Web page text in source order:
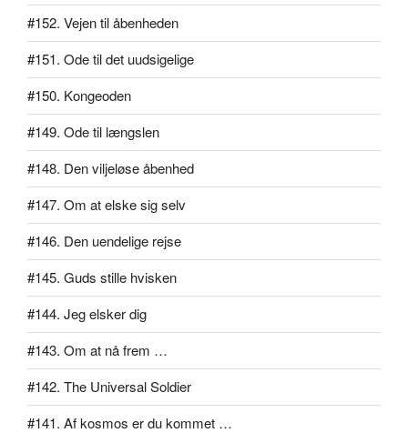
#152. Vejen til åbenheden
#151. Ode til det uudsigelige
#150. Kongeoden
#149. Ode til længslen
#148. Den viljeløse åbenhed
#147. Om at elske sig selv
#146. Den uendelige rejse
#145. Guds stille hvisken
#144. Jeg elsker dig
#143. Om at nå frem …
#142. The Universal Soldier
#141. Af kosmos er du kommet …